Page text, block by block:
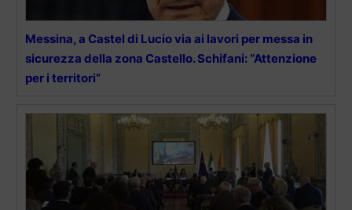
Messina, a Castel di Lucio via ai lavori per messa in
sicurezza della zona Castello. Schifani: “Attenzione
per i territori”